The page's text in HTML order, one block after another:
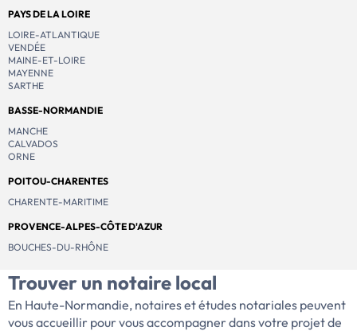
PAYS DE LA LOIRE
LOIRE-ATLANTIQUE
VENDÉE
MAINE-ET-LOIRE
MAYENNE
SARTHE
BASSE-NORMANDIE
MANCHE
CALVADOS
ORNE
POITOU-CHARENTES
CHARENTE-MARITIME
PROVENCE-ALPES-CÔTE D'AZUR
BOUCHES-DU-RHÔNE
Trouver un notaire local
En Haute-Normandie, notaires et études notariales peuvent
vous accueillir pour vous accompagner dans votre projet de